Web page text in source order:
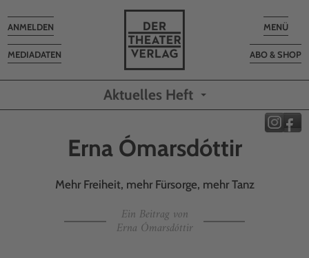
Toggle
MENÜ
ABO & SHOP
MEDIADATEN
Toggle
navigation
ANMELDEN
Aktuelles Heft
Erna Ómarsdóttir
Mehr Freiheit, mehr Fürsorge, mehr Tanz
Ein Beitrag von
Erna Ómarsdóttir